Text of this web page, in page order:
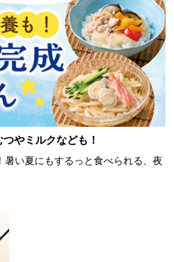
やミルクなども！
暑い夏にもするっと食べられる、夜